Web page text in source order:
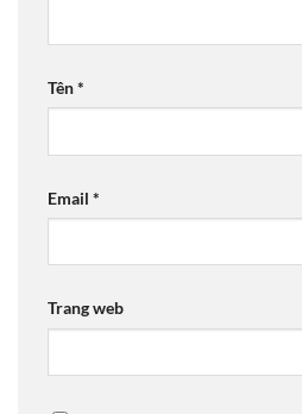
Tên*
Email *
Trang web